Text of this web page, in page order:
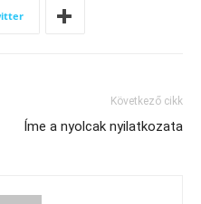
Következő cikk
Íme a nyolcak nyilatkozata